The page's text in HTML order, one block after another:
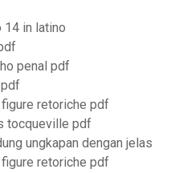
14 in latino
penal pdf
retoriche pdf
tocqueville pdf
ungkapan dengan jelas
retoriche pdf